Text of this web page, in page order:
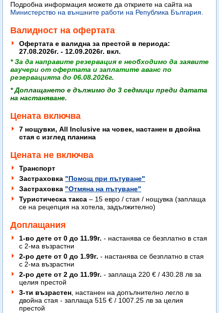
Подробна информация можете да откриете на сайта на
Министерство на външните работи на Република България.
Валидност на офертата
Офертата е валидна за престой в периода:
27.08.2026г. - 12.09.2026г. вкл.
* За да направите резервация е необходимо да заявите
ваучери от офертата и заплатите аванс по
резервацията до 06.08.2026г.
* Доплащането е дължимо до 3 седмици преди датата
на настаняване.
Цената включва
7 нощувки, All Inclusive на човек, настанен в двойна
стая с изглед планина
Цената не включва
Транспорт
Застраховка "Помощ при пътуване"
Застраховка "Отмяна на пътуване"
Туристическа такса – 15 евро / стая / нощувка (заплаща
се на рецепция на хотела, задължително)
Доплащания
1-во дете от 0 до 11.99г. - настанява се безплатно в стая
с 2-ма възрастни
2-ро дете от 0 до 1.99г. - настанява се безплатно в стая
с 2-ма възрастни
2-ро дете от 2 до 11.99г. - заплаща 220 € / 430.28 лв за
целия престой
3-ти възрастен , настанен на допълнително легло в
двойна стая - заплаща 515 € / 1007.25 лв за целия
престой